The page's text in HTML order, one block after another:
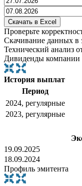
Проверьте
Скачивание данных в
Технический анализ
Дивиденды компании
История выплат
Период
2024, регулярные
2023, регулярные
19.09.2025
18.09.2024
Профиль эмитента